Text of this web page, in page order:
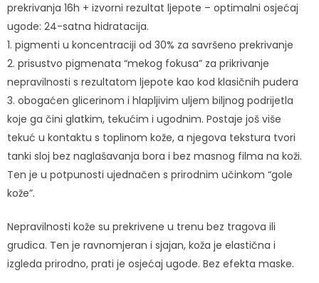
prekrivanja 16h + izvorni rezultat ljepote – optimalni osjećaj
ugode: 24-satna hidratacija.
1. pigmenti u koncentraciji od 30% za savršeno prekrivanje
2. prisustvo pigmenata “mekog fokusa” za prikrivanje
nepravilnosti s rezultatom ljepote kao kod klasičnih pudera
3. obogaćen glicerinom i hlapljivim uljem biljnog podrijetla
koje ga čini glatkim, tekućim i ugodnim. Postaje još više
tekuć u kontaktu s toplinom kože, a njegova tekstura tvori
tanki sloj bez naglašavanja bora i bez masnog filma na koži.
Ten je u potpunosti ujednačen s prirodnim učinkom “gole
kože”.
Nepravilnosti kože su prekrivene u trenu bez tragova ili
grudica. Ten je ravnomjeran i sjajan, koža je elastična i
izgleda prirodno, prati je osjećaj ugode. Bez efekta maske.